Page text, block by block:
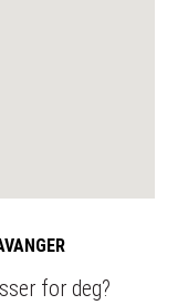
for deg?